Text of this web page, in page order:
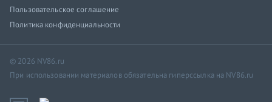
Пользовательское соглашение
Политика конфиденциальности
© 2026 NV86.ru
При использовании материалов обязательна гиперссылка на NV86.ru